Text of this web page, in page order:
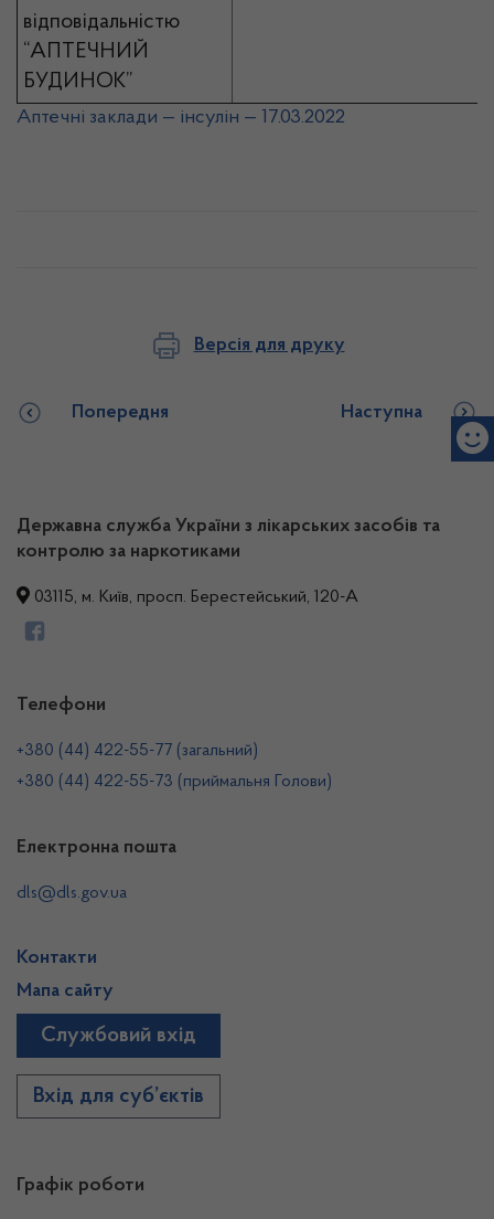
відповідальністю
“АПТЕЧНИЙ
БУДИНОК”
Аптечні заклади — інсулін — 17.03.2022
Версія для друку
Попередня Наступна
Державна служба України з лікарських засобів та
контролю за наркотиками
03115, м. Київ, просп. Берестейський, 120-А
Графік роботи
Телефони
+380 (44) 422-55-77 (загальний)
+380 (44) 422-55-73 (приймальня Голови)
Електронна пошта
dls@dls.gov.ua
Контакти
Мапа сайту
Службовий вхід
Вхід для суб’єктів